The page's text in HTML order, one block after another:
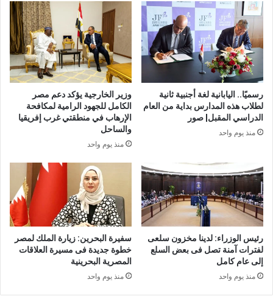
رسميًا.. اليابانية لغة أجنبية ثانية
لطلاب هذه المدارس بداية من العام
الدراسي المقبل| صور
منذ يوم واحد
وزير الخارجية يؤكد دعم مصر
الكامل للجهود الرامية لمكافحة
الإرهاب في منطقتي غرب إفريقيا
والساحل
منذ يوم واحد
رئيس الوزراء: لدينا مخزون سلعى
لفترات آمنة تصل فى بعض السلع
إلى عام كامل
منذ يوم واحد
سفيرة البحرين: زيارة الملك لمصر
خطوة جديدة فى مسيرة العلاقات
المصرية البحرينية
منذ يوم واحد